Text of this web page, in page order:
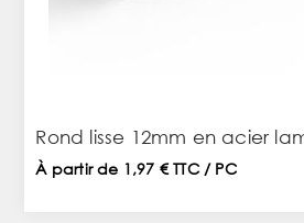
Rond lisse 12mm en acier
À partir de 1,97 € TTC / PC